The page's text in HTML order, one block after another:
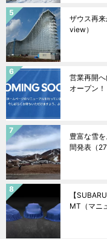
ザウス再
view）
営業再開
オープン！
豊富な雪
間発表 （
【
MT（マニ